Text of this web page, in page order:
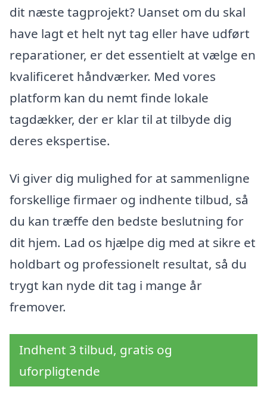
dit næste tagprojekt? Uanset om du skal
have lagt et helt nyt tag eller have udført
reparationer, er det essentielt at vælge en
kvalificeret håndværker. Med vores
platform kan du nemt finde lokale
tagdækker, der er klar til at tilbyde dig
deres ekspertise.
Vi giver dig mulighed for at sammenligne
forskellige firmaer og indhente tilbud, så
du kan træffe den bedste beslutning for
dit hjem. Lad os hjælpe dig med at sikre et
holdbart og professionelt resultat, så du
trygt kan nyde dit tag i mange år
fremover.
Indhent 3 tilbud, gratis og
uforpligtende